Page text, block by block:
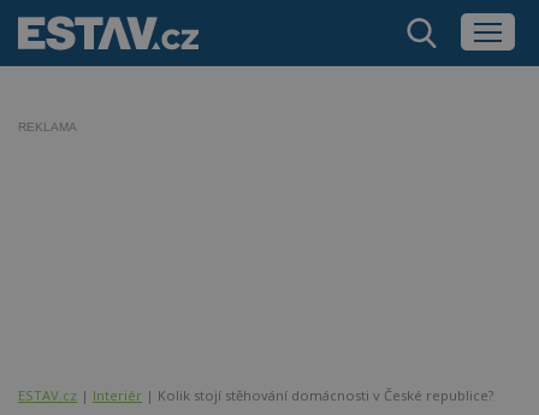
REKLAMA
ESTAV.cz Interiér Kolik stojí stěhování domácnosti v České republice?